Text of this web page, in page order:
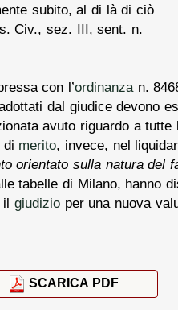
subito, al di là di ciò
Civ., sez. III, sent. n.
con l’ordinanza n.
dal giudice devono
avuto riguardo a
di merito, invece, nel
orientato sulla natura del
tabelle di Milano, hanno
il giudizio per una nuova
SCARICA PDF